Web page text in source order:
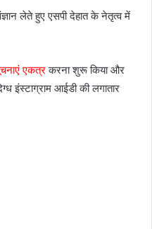
लेते हुए एसपी देहात के नेतृत्व में
एकत्रकरना शुरू किया और
इंस्टाग्राम आईडी की लगातार